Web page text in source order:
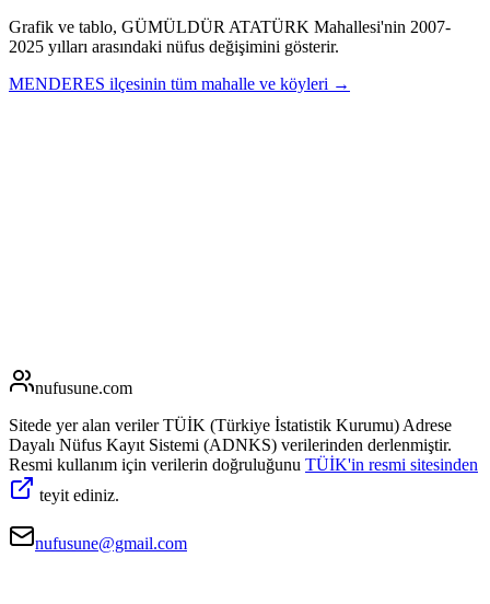
Grafik ve tablo, GÜMÜLDÜR ATATÜRK Mahallesi'nin 2007-
2025 yılları arasındaki nüfus değişimini gösterir.
MENDERES ilçesinin tüm mahalle ve köyleri →
nufusune.com
Sitede yer alan veriler TÜİK (Türkiye İstatistik Kurumu) Adrese
Dayalı Nüfus Kayıt Sistemi (ADNKS) verilerinden derlenmiştir.
Resmi kullanım için verilerin doğruluğunu TÜİK'in resmi sitesinden
teyit ediniz.
nufusune@gmail.com